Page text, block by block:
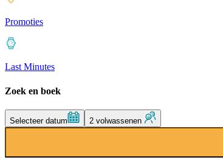
Promoties
Last Minutes
Zoek en boek
Selecteer datum 2 volwassenen